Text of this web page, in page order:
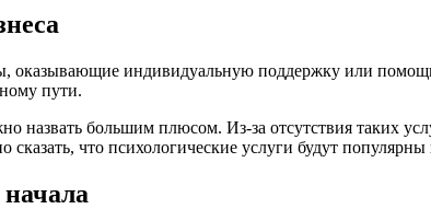
оказывающие индивидуальную поддержку или
пути.
назвать большим плюсом. Из-за отсутствия таких
что психологические услуги будут